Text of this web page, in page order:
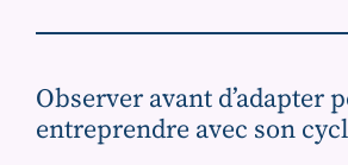
Observer avant d’adapter
entreprendre avec son